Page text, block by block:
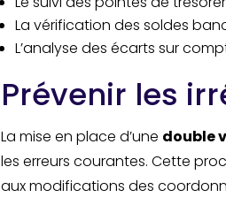
La vérification des soldes
L’analyse des écarts sur
Prévenir les
La mise en place d’une double
les erreurs courantes. Cette
aux modifications des